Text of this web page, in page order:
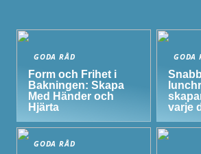
GODA RÅD
Form och Frihet i
Bakningen: Skapa
Med Händer och
Hjärta
GODA
varje
GODA RÅD